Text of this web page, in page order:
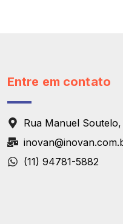
Entre em contato
Rua Manuel
(11) 94781-5882